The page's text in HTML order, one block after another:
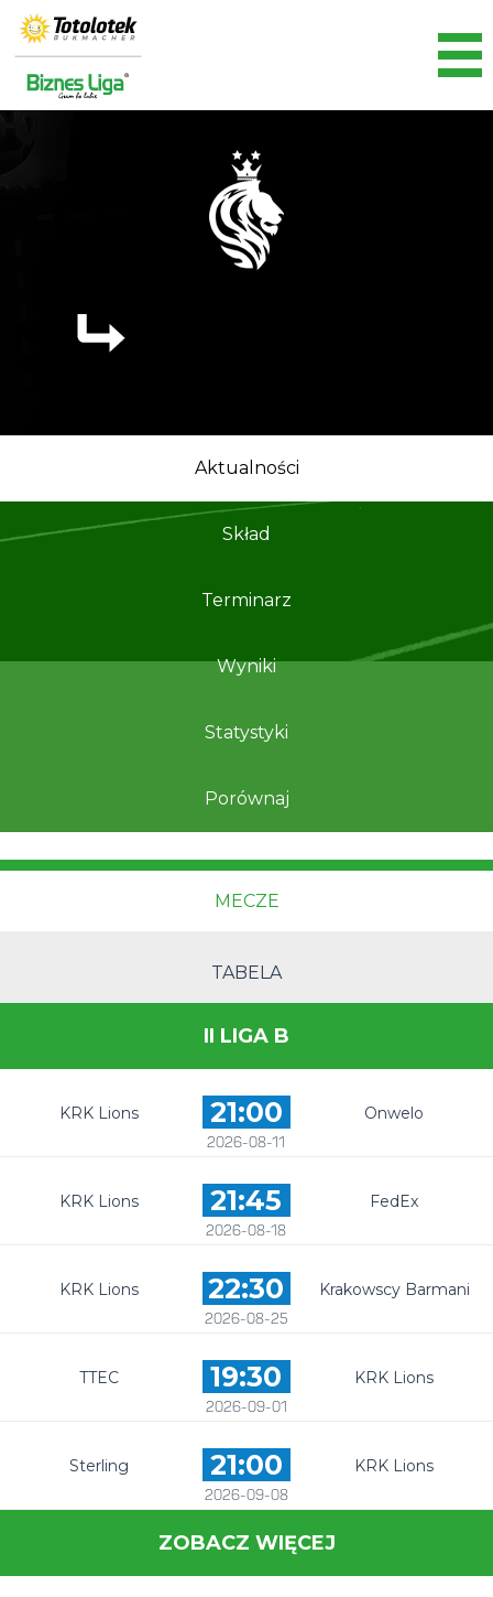
Aktualności
Skład
Terminarz
Wyniki
Statystyki
Porównaj
MECZE
TABELA
II LIGA B
KRK Lions 21:00
2026-08-11
Onwelo
KRK Lions 21:45
2026-08-18
FedEx
KRK Lions 22:30
2026-08-25
Krakowscy Barmani
TTEC 19:30
2026-09-01
KRK Lions
Sterling 21:00
2026-09-08
KRK Lions
ZOBACZ WIĘCEJ